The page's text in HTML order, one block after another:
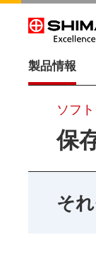
製品情報
ソフ
保
そ